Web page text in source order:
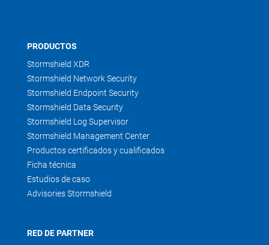
PRODUCTOS
Stormshield XDR
Stormshield Network Security
Stormshield Endpoint Security
Stormshield Data Security
Stormshield Log Supervisor
Stormshield Management Center
Productos certificados y cualificados
Ficha técnica
Estudios de caso
Advisories Stormshield
RED DE PARTNER